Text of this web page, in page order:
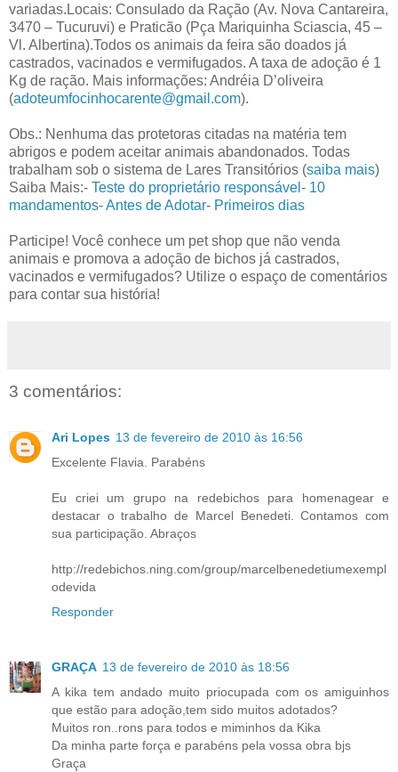
variadas.Locais: Consulado da Ração (Av. Nova Cantareira,
3470 – Tucuruvi) e Praticão (Pça Mariquinha Sciascia, 45 –
Vl. Albertina).Todos os animais da feira são doados já
castrados, vacinados e vermifugados. A taxa de adoção é 1
Kg de ração. Mais informações: Andréia D’oliveira
(adoteumfocinhocarente@gmail.com).
Obs.: Nenhuma das protetoras citadas na matéria tem
abrigos e podem aceitar animais abandonados. Todas
trabalham sob o sistema de Lares Transitórios (saiba mais)
Saiba Mais:- Teste do proprietário responsável - 10
mandamentos-Antes de Adotar- Primeiros dias
Participe! Você conhece um pet shop que não venda
animais e promova a adoção de bichos já castrados,
vacinados e vermifugados? Utilize o espaço de comentários
para contar sua história!
3 comentários:
Ari Lopes 13 de fevereiro de 2010 às 16:56
Excelente Flavia. Parabéns
Eu criei um grupo na redebichos para homenagear e
destacar o trabalho de Marcel Benedeti. Contamos com
sua participação. Abraços
http://redebichos.ning.com/group/marcelbenedetiumexempl
odevida
Responder
GRAÇA 13 de fevereiro de 2010 às 18:56
A kika tem andado muito priocupada com os amiguinhos
que estão para adoção,tem sido muitos adotados?
Muitos ron..rons para todos e miminhos da Kika
Da minha parte força e parabéns pela vossa obra bjs
Graça